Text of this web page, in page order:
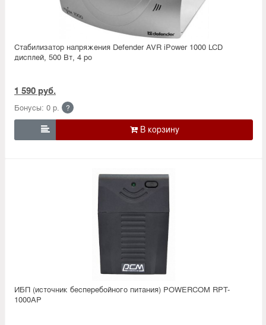
Стабилизатор напряжения Defender AVR iPower 1000 LCD
дисплей, 500 Вт, 4 ро
1 590 руб.
Бонусы: 0 р. ?

ИБП (источник бесперебойного питания) POWERCOM RPT-
1000AP